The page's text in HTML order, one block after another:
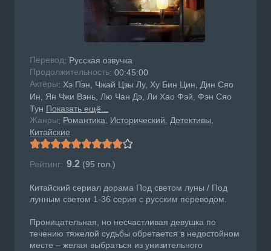
Перевод: Русская озвучка
Продолжительность: 00:45:00
Актёры: Хэ Пэн, Чжай Цзы Лу, Ху Бин Цин, Дин Сяо
Ин, Ян Чжи Вэнь, Лю Чан Дэ, Ли Хао Фэй, Фэн Сяо
Тун Показать ещё...
Жанры: Романтика Исторический Детективы
Китайские
Рейтинг: 9.2 (95 гол.)
Китайский сериал дорама Под светом луны / Под
лунным светом 1-36 серия с русским переводом.
Проницательная, но несчастливая девушка по
течению тяжелой судьбы обретается в недостойном
месте – желая выбраться из унизительного